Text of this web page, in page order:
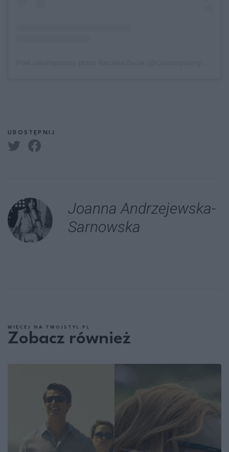
UDOSTĘPNIJ
Joanna Andrzejewska-
Sarnowska
WIĘCEJ NA TWOJSTYL.PL
Zobacz również